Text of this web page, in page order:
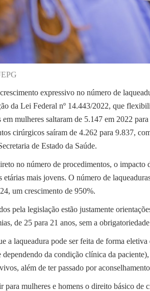
expressivo no número de
da Lei Federal nº 14.443/2022, que
em mulheres saltaram de 5.147 em 2022
cirúrgicos saíram de 4.262 para 9.837,
de Estado da Saúde.
no número de procedimentos, o impacto
etárias mais jovens. O número de
um crescimento de 950%.
pela legislação estão justamente
de 25 para 21 anos, sem a
a laqueadura pode ser feita de forma
da condição clínica da
além de ter passado por
para mulheres e homens o direito básico de